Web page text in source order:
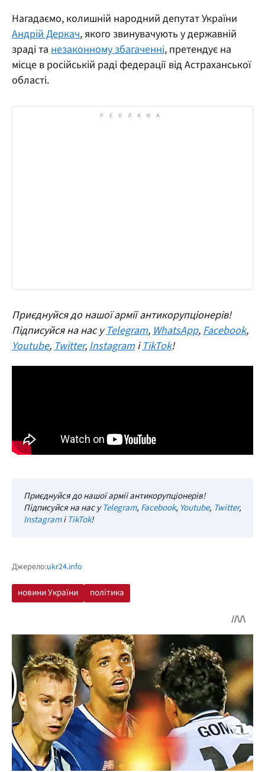
Нагадаємо, колишній народний депутат України
Андрій Деркач, якого звинувачують у державній
зраді та незаконному збагаченні, претендує на
місце в російській раді федерації від Астраханської
області.
Приєднуйся до нашої армії антикорупціонерів!
Підписуйся на нас уTelegram,WhatsApp,Facebook,
Youtube,Twitter,Instagram іTikTok!
Приєднуйся до нашої армії антикорупціонерів!
Підписуйся на нас уTelegram, Facebook, Youtube, Twitter,
InstagramіTikTok!
Джерело:ukr24.info
новини України політика